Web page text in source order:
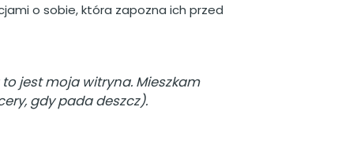
o sobie, która zapozna ich przed
jest moja witryna. Mieszkam
gdy pada deszcz).